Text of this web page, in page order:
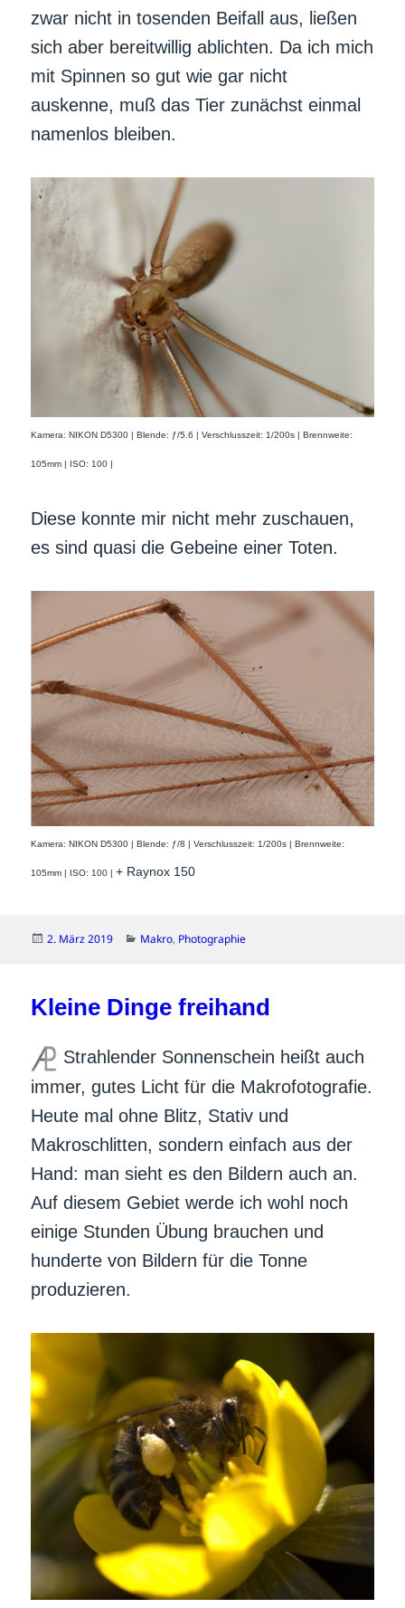
zwar nicht in tosenden Beifall aus, ließen
sich aber bereitwillig ablichten. Da ich mich
mit Spinnen so gut wie gar nicht
auskenne, muß das Tier zunächst einmal
namenlos bleiben.
Kamera: NIKON D5300 | Blende: ƒ/5.6 | Verschlusszeit: 1/200s | Brennweite:
105mm | ISO: 100 |
Diese konnte mir nicht mehr zuschauen,
es sind quasi die Gebeine einer Toten.
Kamera: NIKON D5300 | Blende: ƒ/8 | Verschlusszeit: 1/200s | Brennweite:
105mm | ISO: 100 |+ Raynox 150
Veröffentlicht
2. März 2019 Kategorien
Makro, Photographie
Kleine Dinge freihand
Strahlender Sonnenschein heißt auch
immer, gutes Licht für die Makrofotografie.
Heute mal ohne Blitz, Stativ und
Makroschlitten, sondern einfach aus der
Hand: man sieht es den Bildern auch an.
Auf diesem Gebiet werde ich wohl noch
einige Stunden Übung brauchen und
hunderte von Bildern für die Tonne
produzieren.